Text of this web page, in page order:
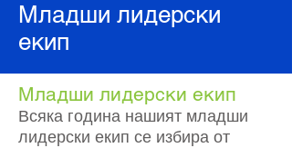
Младши лидерски
екип
Младши лидерски екип
Всяка година нашият младши
лидерски екип се избира от